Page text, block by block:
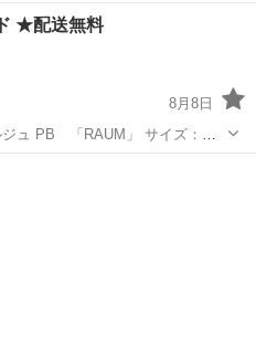
ベッド
★配送無料
8月8日
ュ PB 「RAUM」 サイズ：幅
床面有効サイ